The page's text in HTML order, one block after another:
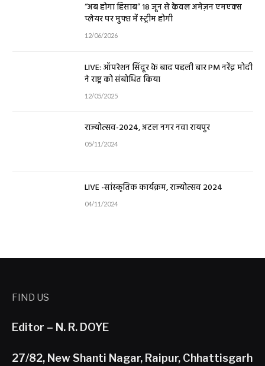
“अब होगा हिसाब” 18 जून से केवल अमेज़न एमएक्स
प्लेयर पर मुफ्त में स्ट्रीम होगी
12/06/2026
LIVE: ऑपरेशन सिंदूर के बाद पहली बार PM नरेंद्र मोदी
ने राष्ट्र को संबोधित किया
12/05/2025
राज्योत्सव-2024, अटल नगर नवा रायपुर
05/11/2024
LIVE -सांस्कृतिक कार्यक्रम, राज्योत्सव 2024
04/11/2024
FIND US
Editor – N. R. DOYE
27/82, New Shanti Nagar, Raipur, Chhattisgarh